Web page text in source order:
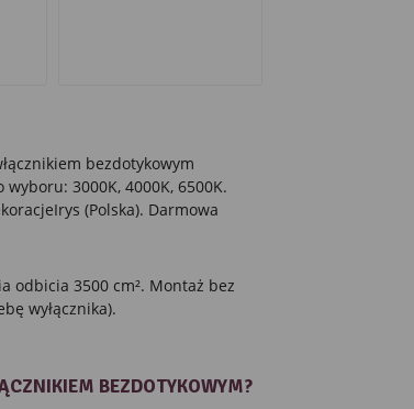
bezdotykowym
3000K, 4000K, 6500K.
(Polska). Darmowa
odbicia 3500 cm². Montaż bez
wyłącznika).
BEZDOTYKOWYM?